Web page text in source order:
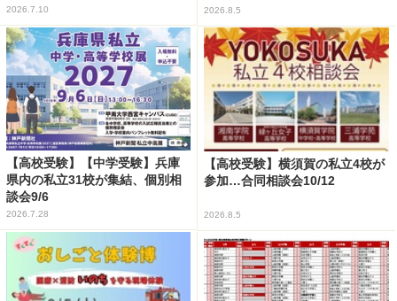
2026.7.10 2026.8.5
【高校受験】【中学受験】兵庫
県内の私立31校が集結、個別相
談会9/6
2026.7.28
【高校受験】横須賀の私立4校が
参加…合同相談会10/12
2026.8.5